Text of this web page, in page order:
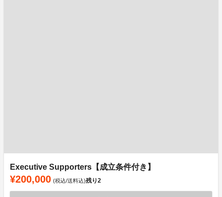
Executive Supporters【成立条件付き】
¥200,000 (税込/送料込)残り2